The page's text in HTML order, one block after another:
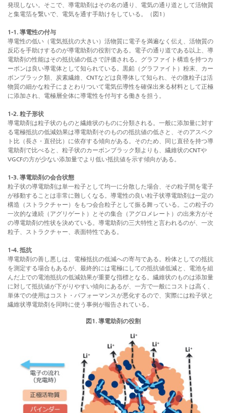
発現しない。そこで、導電助剤はその名の通り、電気の通り道として活物質
と集電箔を繋いで、電気を通す手助けをしている。（図1）
1-1. 導電性の付与
導電性の低い（電気抵抗の大きい）活物質に電子を満遍なく伝え、活物質の
反応を手助けするのが導電助剤の役割である。電子の通り道である以上、導
電助剤の性能はその抵抗値の低さで評価される。グラファイト構造を持つカ
ーボンは良い導電体として知られている。黒鉛（グラファイト）粉末、カー
ボンブラック類、炭素繊維、CNTなどは良導体して知られ、その微粒子は活
物質の細かな粒子にまとわりついて電気伝導性を確保出来る材料として正極
に添加され、電極層全体に導電性を付与する働きを担う。
1-2. 粒子形状
導電助剤は粒子状のものと繊維状のものに分類される。一般に添加量に対す
る電極抵抗の低減効果は導電助剤そのものの抵抗値の低さと、そのアスペク
ト比（長さ・直径比）に依存する傾向がある。そのため、同じ直径を持つ導
電助剤で比べると、粒子状のカーボンブラック類よりも、繊維状のCNTや
VGCFの方が少ない添加量でより低い抵抗値を示す傾向がある。
1-3. 導電助剤の会合状態
粒子状の導電助剤は単一粒子として均一に分散した場合、その粒子間を電子
が移動することは非常に難しくなる。導電性の良い粒子状導電助剤は一定の
構造（ストラクチャー）をもつ会合粒子として振る舞っている。この粒子の
一次的な連続（アグリゲート）とその集合（アグロメレート）の出来方がそ
の導電助剤の性状を決めている。導電助剤の三大特性と言われるのが、一次
粒子、ストラクチャー、表面特性である。
1-4. 抵抗
導電助剤の善し悪しは、電極抵抗の低減への寄与である。粉体としての抵抗
を測定する場合もあるが、最終的には電極にしての抵抗値低減と、電池を組
んだ上での電池抵抗の低減効果が重要な指標となる。繊維状のものは添加量
に対して抵抗値が下がりやすい傾向にあるが、一方で一般にコストは高く、
単体での使用はコスト・パフォーマンスが悪化するので、実際には粒子状と
繊維状導電助剤を同時に使う事例が報告されている。
図1. 導電助剤の役割